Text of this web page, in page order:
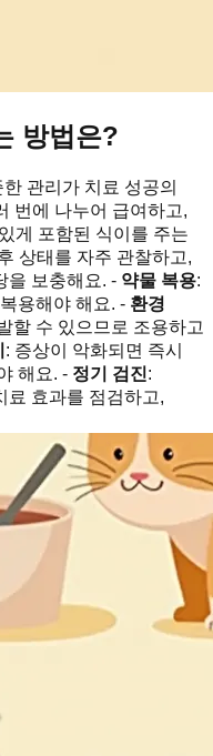
방법은?
관리가 치료 성공의
번에 나누어 급여하고,
게 포함된 식이를 주는
상태를 자주 관찰하고,
을 보충해요. - 약물 복용:
용해야 해요. - 환경
할 수 있으므로 조용하고
: 증상이 악화되면 즉시
해요. - 정기 검진:
료 효과를 점검하고,